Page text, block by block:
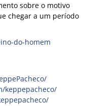
sobre o motivo
chegar a um período
do-homem
keppepacheco/